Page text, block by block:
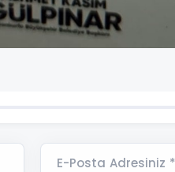
E-Posta Adresiniz *